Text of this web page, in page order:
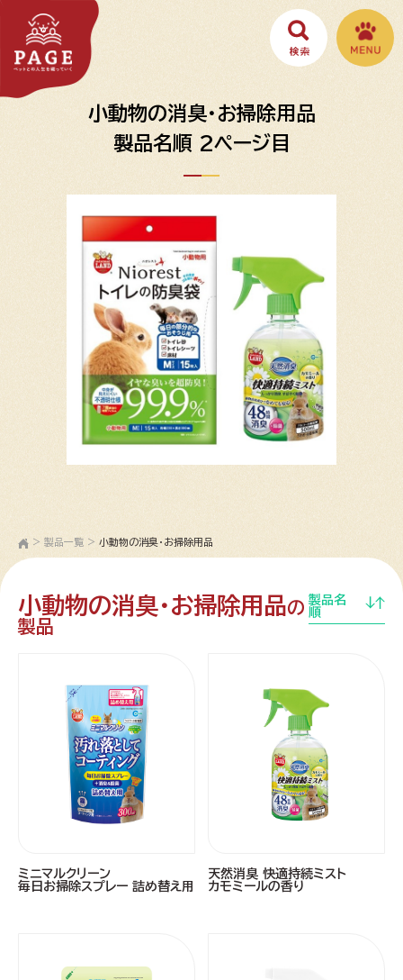
小動物の消臭・お掃除用品
製品名順 2ページ目
> 製品一覧 > 小動物の消臭・お掃除用品
小動物の消臭・お掃除用品の
製品
製品名
順
ミニマルクリーン
毎日お掃除スプレー 詰め替え用
天然消臭 快適持続ミスト
カモミールの香り